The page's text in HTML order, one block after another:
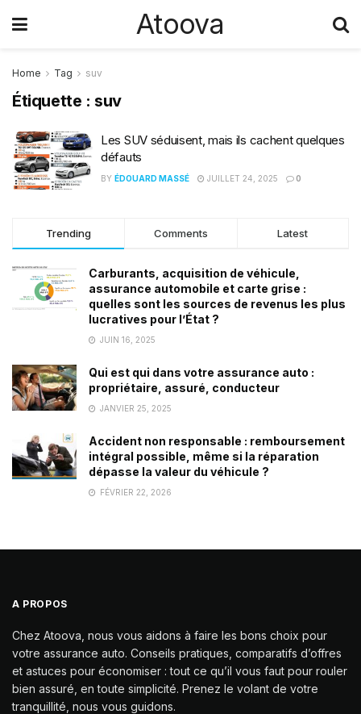
Atoova
Home Tag suv
Étiquette : suv
Les SUV séduisent, mais ils cachent quelques
défauts
BY ÉDOUARD MASSÉ JUILLET 24, 2025 0
Trending Comments Latest
Carburants, acquisition de véhicule,
assurance automobile et carte grise :
quelles sont les sources de revenus les plus
lucratives pour l’État ?
JUIN 16, 2025
Qui est qui dans votre assurance auto :
propriétaire, assuré, conducteur
JANVIER 25, 2025
Accident non responsable : remboursement
intégral possible, même si la réparation
dépasse la valeur du véhicule ?
FÉVRIER 22, 2026
A PROPOS
Chez Atoova, nous vous aidons à faire les bons choix pour
votre assurance auto. Conseils pratiques, comparatifs d’offres
et astuces pour économiser : tout ce qu’il vous faut pour rouler
bien assuré, en toute simplicité. Prenez le volant de votre
tranquillité, nous vous guidons.